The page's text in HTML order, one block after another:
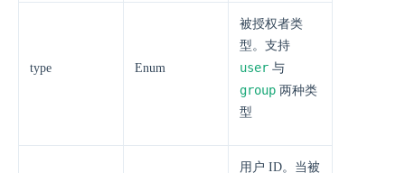
type Enum
被授权者类
型。支持
user 与
group 两种类
型
用户 ID。当被